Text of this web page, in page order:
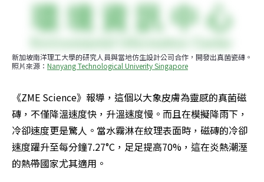
新加坡南洋理工大學的研究人員與當地仿生設計公司合作，開發出真菌瓷磚。
照片來源： Nanyang Technological Univerity Singapore
《ZME Science》報導，這個以大象皮膚為靈感的真菌磁
磚，不僅降溫速度快，升溫速度慢。而且在模擬降雨下，
冷卻速度更是驚人。當水霧淋在紋理表面時，磁磚的冷卻
速度躍升至每分鐘7.27°C，足足提高70%，這在炎熱潮溼
的熱帶國家尤其適用。